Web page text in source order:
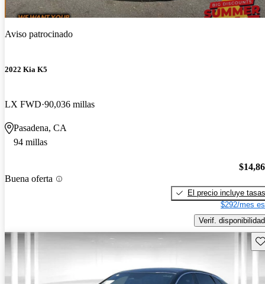
Aviso patrocinado
2022 Kia K5
LX FWD 90,036 millas
Pasadena, CA
94 millas
Buena oferta
El precio incluye tasas
$292/mes
Verif. disponibilidad